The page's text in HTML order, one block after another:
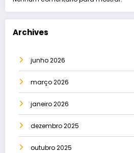
Archives
junho 2026
março 2026
janeiro 2026
dezembro 2025
outubro 2025